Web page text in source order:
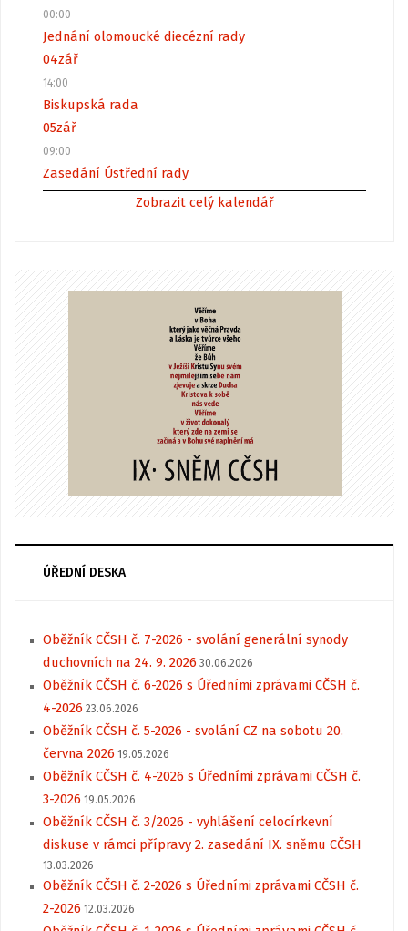
00:00
Jednání olomoucké diecézní rady
04zář
14:00
Biskupská rada
05zář
09:00
Zasedání Ústřední rady
Zobrazit celý kalendář
ÚŘEDNÍ DESKA
Oběžník CČSH č. 7-2026 - svolání generální synody
duchovních na 24. 9. 2026 30.06.2026
Oběžník CČSH č. 6-2026 s Úředními zprávami CČSH č.
4-2026 23.06.2026
Oběžník CČSH č. 5-2026 - svolání CZ na sobotu 20.
června 2026 19.05.2026
Oběžník CČSH č. 4-2026 s Úředními zprávami CČSH č.
3-2026 19.05.2026
Oběžník CČSH č. 3/2026 - vyhlášení celocírkevní
diskuse v rámci přípravy 2. zasedání IX. sněmu CČSH
13.03.2026
Oběžník CČSH č. 2-2026 s Úředními zprávami CČSH č.
2-2026 12.03.2026